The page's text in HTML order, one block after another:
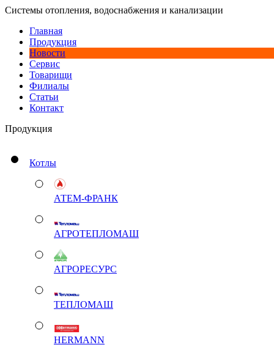
Системы отопления, водоснабжения и канализации
Главная
Продукция
Новости
Сервис
Товарищи
Филиалы
Статьи
Контакт
Продукция
Котлы
АТЕМ-ФРАНК
АГРОТЕПЛОМАШ
АГРОРЕСУРС
ТЕПЛОМАШ
HERMANN